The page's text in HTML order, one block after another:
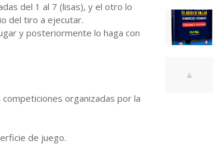
del 1 al 7 (lisas), y el otro lo
del tiro a ejecutar.
y posteriormente lo haga con
organizadas por la
de juego.